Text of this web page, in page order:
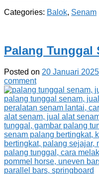
Categories: Balok, Senam
Palang Tunggal
Posted on 20 Januari 2025
comment